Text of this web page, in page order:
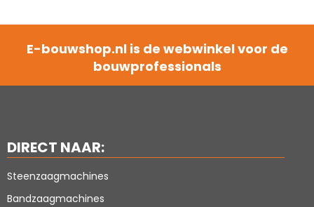
E-bouwshop.nl is de webwinkel voor de
bouwprofessionals
DIRECT NAAR:
Steenzaagmachines
Bandzaagmachines